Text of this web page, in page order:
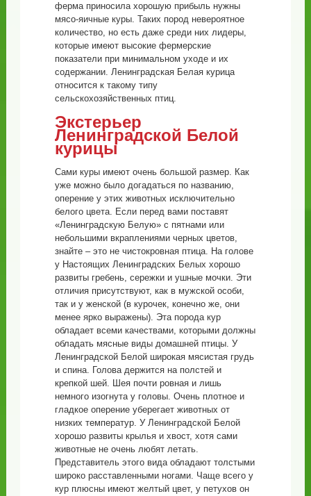
ферма приносила хорошую прибыль нужны
мясо-яичные куры. Таких пород невероятное
количество, но есть даже среди них лидеры,
которые имеют высокие фермерские
показатели при минимальном уходе и их
содержании. Ленинградская Белая курица
относится к такому типу
сельскохозяйственных птиц.
Экстерьер
Ленинградской Белой
курицы
Сами куры имеют очень большой размер. Как
уже можно было догадаться по названию,
оперение у этих животных исключительно
белого цвета. Если перед вами поставят
«Ленинградскую Белую» с пятнами или
небольшими вкраплениями черных цветов,
знайте – это не чистокровная птица. На голове
у Настоящих Ленинградских Белых хорошо
развиты гребень, сережки и ушные мочки. Эти
отличия присутствуют, как в мужской особи,
так и у женской (в курочек, конечно же, они
менее ярко выражены). Эта порода кур
обладает всеми качествами, которыми должны
обладать мясные виды домашней птицы. У
Ленинградской Белой широкая мясистая грудь
и спина. Голова держится на полстей и
крепкой шей. Шея почти ровная и лишь
немного изогнута у головы. Очень плотное и
гладкое оперение уберегает животных от
низких температур. У Ленинградской Белой
хорошо развиты крылья и хвост, хотя сами
животные не очень любят летать.
Представитель этого вида обладают толстыми
широко расставленными ногами. Чаще всего у
кур плюсны имеют желтый цвет, у петухов он